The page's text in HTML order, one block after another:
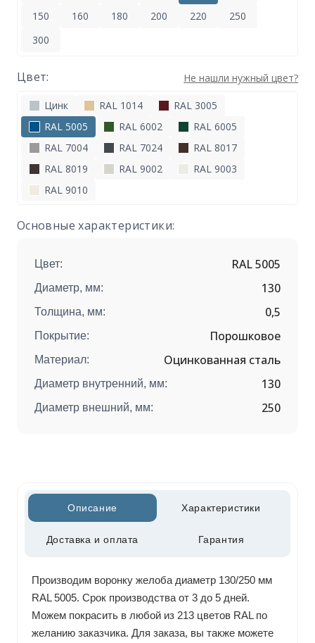
150
160 180 200 220
250
300
Цвет: Не нашли нужный цвет?
Цинк RAL 1014
RAL 3005
RAL 5005
RAL 6002
RAL 6005
RAL 7004
RAL 7024
RAL 8017
RAL 8019
RAL 9002
RAL 9003
RAL 9010
Основные характеристики:
Цвет: RAL 5005
Диаметр, мм: 130
Толщина, мм: 0,5
Покрытие: Порошковое
Материал: Оцинкованная сталь
Диаметр внутренний, мм: 130
Диаметр внешний, мм: 250
Описание Характеристики
Доставка и оплата Гарантия
Производим воронку желоба диаметр 130/250 мм
RAL 5005. Срок производства от 3 до 5 дней.
Можем покрасить в любой из 213 цветов RAL по
желанию заказчика. Для заказа, вы также можете